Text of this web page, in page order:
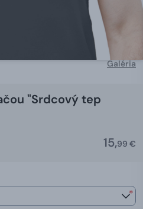
Galéria
"Srdcový tep
15,99 €
*